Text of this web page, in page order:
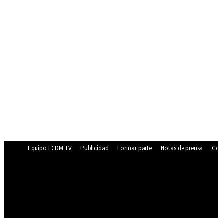
Equipo LCDM TV Publicidad Formar parte Notas de prensa